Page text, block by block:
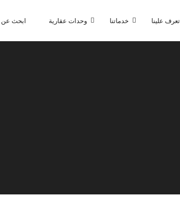
ابحث عن وحدات عقارية خدماتنا تعرف علينا